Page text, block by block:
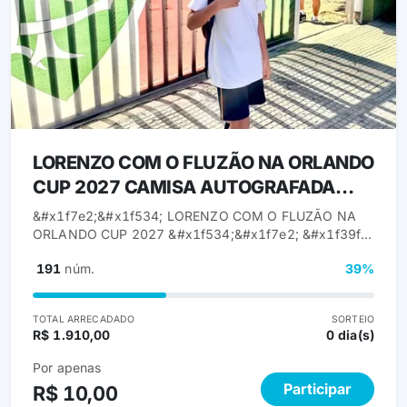
LORENZO COM O FLUZÃO NA ORLANDO
CUP 2027 CAMISA AUTOGRAFADA
RONALDINHO GAÚCHO
&#x1f7e2;&#x1f534; LORENZO COM O FLUZÃO NA
ORLANDO CUP 2027 &#x1f534;&#x1f7e2; &#x1f39f;️
✍️⚽ Camisa OFICIAL da Seleção Brasileira
enquanto ajuda a transformar a vida de um atleta
promissor.&#x1f49a; O Lorenzo foi selecionado para
representar o Fluminense na Orlando Cup 2027, nos
Estados Unidos! &#x1f1fa;&#x1f1f8;✈️ Uma experiência
internacional, competindo em alto nível e vestindo a
191 núm. 39%
TOTAL ARRECADADO
R$ 1.910,00
SORTEIO
0 dia(s)
Por apenas
R$ 10,00 Participar